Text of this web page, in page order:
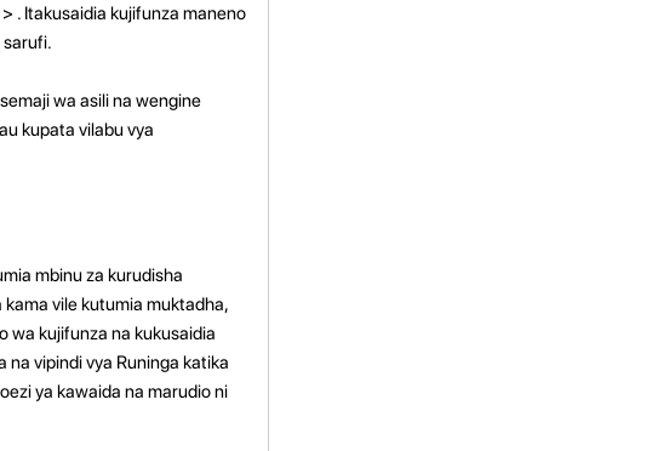
. Itakusaidia kujifunza maneno
sarufi.
wa asili na wengine
kupata vilabu vya
mbinu za kurudisha
vile kutumia muktadha,
wa kujifunza na kukusaidia
vipindi vya Runinga katika
ya kawaida na marudio ni